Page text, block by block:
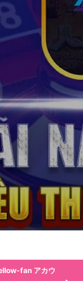
ー
fan アカウ
fanアカウン
fan アカウ
タの登録
月
て報告します
ェア
参加方法